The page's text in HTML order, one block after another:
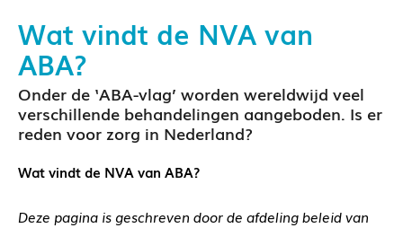
Wat vindt de NVA van
ABA?
Onder de ‘ABA-vlag’ worden wereldwijd veel
verschillende behandelingen aangeboden. Is er
reden voor zorg in Nederland?
Wat vindt de NVA van ABA?
Deze pagina is geschreven door de afdeling beleid van